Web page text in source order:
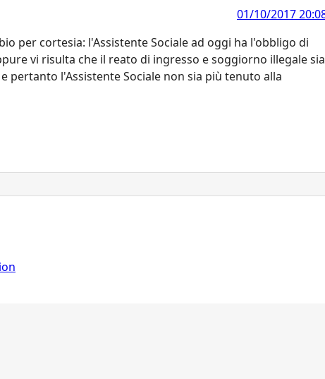
01/10/2017
per cortesia: l'Assistente Sociale ad oggi ha l'obbligo di
vi risulta che il reato di ingresso e soggiorno illegale sia
l'Assistente Sociale non sia più tenuto alla